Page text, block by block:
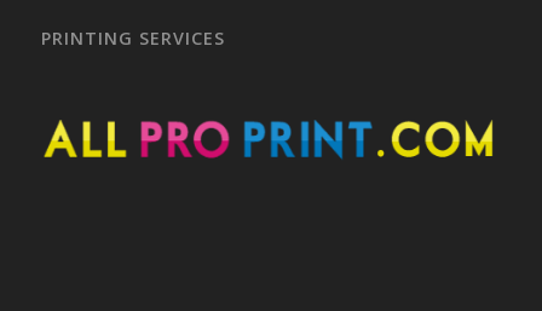
PRINTING SERVICES